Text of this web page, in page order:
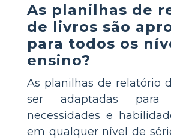
As planilhas de
de livros são
para todos os
ensino?
As planilhas de relatório
ser adaptadas
necessidades e
em qualquer nível de